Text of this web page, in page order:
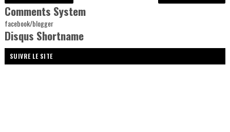
Comments System
facebook/blogger
Disqus Shortname
SUIVRE LE SITE